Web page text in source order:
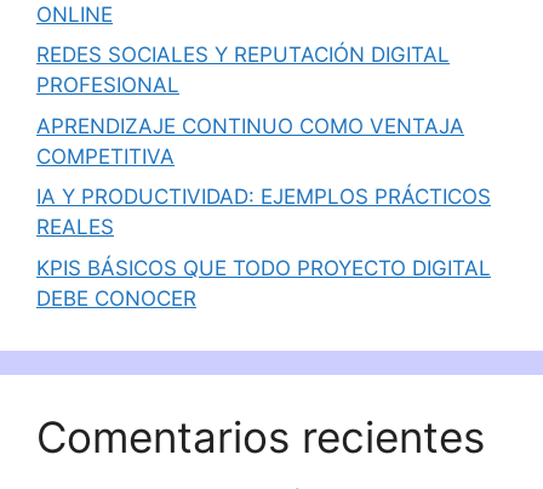
ONLINE
REDES SOCIALES Y REPUTACIÓN DIGITAL
PROFESIONAL
APRENDIZAJE CONTINUO COMO VENTAJA
COMPETITIVA
IA Y PRODUCTIVIDAD: EJEMPLOS PRÁCTICOS
REALES
KPIS BÁSICOS QUE TODO PROYECTO DIGITAL
DEBE CONOCER
Comentarios recientes